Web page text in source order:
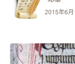
2015年6月